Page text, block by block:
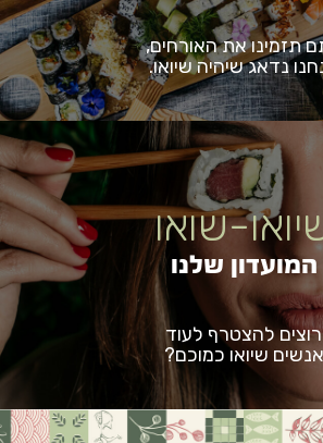
תזמינו את האורחים,
נדאג שיהיה שיואו.
שואו
המועדון שלנו
רוצים להצטרף לעוד
אנשים שיואו כמוכם?